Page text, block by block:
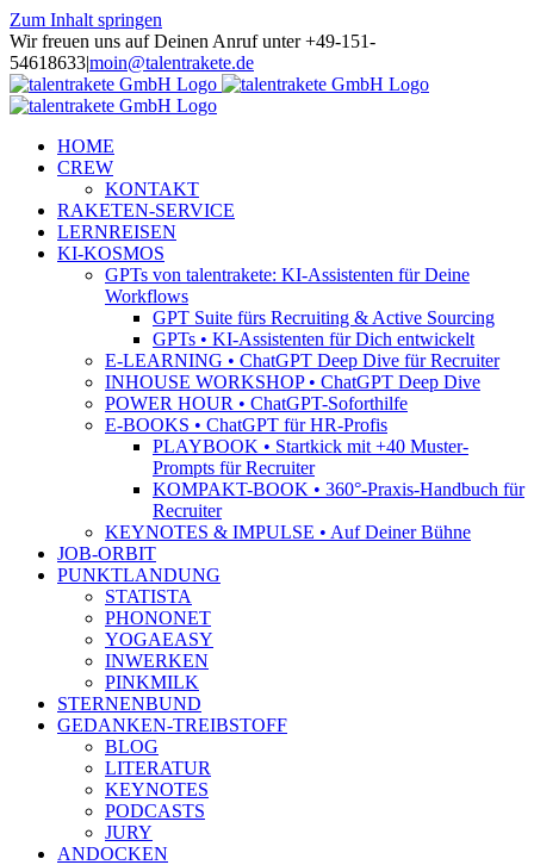
Zum Inhalt springen
Wir freuen uns auf Deinen Anruf unter +49-151-
54618633|moin@talentrakete.de
HOME
CREW
KONTAKT
RAKETEN-SERVICE
LERNREISEN
KI-KOSMOS
GPTs von talentrakete: KI-Assistenten für Deine
Workflows
GPT Suite fürs Recruiting & Active Sourcing
GPTs • KI-Assistenten für Dich entwickelt
E-LEARNING • ChatGPT Deep Dive für Recruiter
INHOUSE WORKSHOP • ChatGPT Deep Dive
POWER HOUR • ChatGPT-Soforthilfe
E-BOOKS • ChatGPT für HR-Profis
PLAYBOOK • Startkick mit +40 Muster-
Prompts für Recruiter
KOMPAKT-BOOK • 360°-Praxis-Handbuch für
Recruiter
KEYNOTES & IMPULSE • Auf Deiner Bühne
JOB-ORBIT
PUNKTLANDUNG
STATISTA
PHONONET
YOGAEASY
INWERKEN
PINKMILK
STERNENBUND
GEDANKEN-TREIBSTOFF
BLOG
LITERATUR
KEYNOTES
PODCASTS
JURY
ANDOCKEN